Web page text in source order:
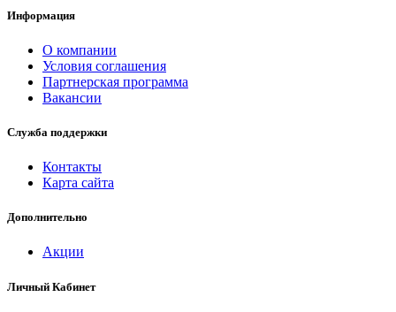
Информация
О компании
Условия соглашения
Партнерская программа
Вакансии
Служба поддержки
Контакты
Карта сайта
Дополнительно
Акции
Личный Кабинет